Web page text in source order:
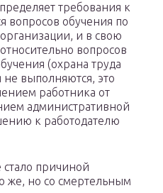
требования к
вопросов обучения по
и в свою
вопросов
(охрана труда
не выполняются, это
работника от
административной
к работодателю
причиной
же, но со смертельным